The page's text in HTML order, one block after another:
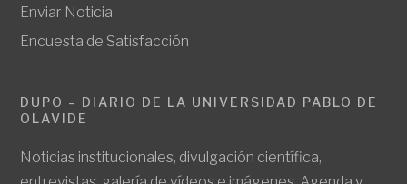
Enviar Noticia
Encuesta de Satisfacción
DUPO – DIARIO DE LA UNIVERSIDAD PABLO DE
OLAVIDE
Noticias institucionales, divulgación científica,